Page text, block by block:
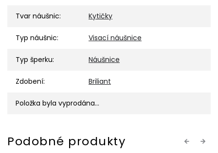
Tvar náušnic: Kytičky
Typ náušnic: Visací náušnice
Typ šperku: Náušnice
Zdobení: Briliant
Položka byla vyprodána…
Previous
Next